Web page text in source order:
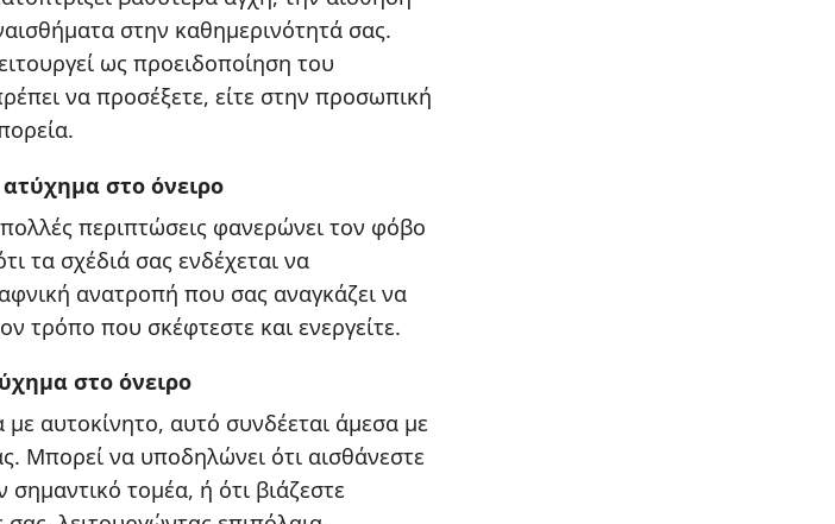
στην καθημερινότητά σας.
ως προειδοποίηση του
να προσέξετε, είτε στην προσωπική
ατύχημα στο όνειρο
περιπτώσεις φανερώνει τον φόβο
τα σχέδιά σας ενδέχεται να
ανατροπή που σας αναγκάζει να
τρόπο που σκέφτεστε και ενεργείτε.
στο όνειρο
αυτοκίνητο, αυτό συνδέεται άμεσα με
Μπορεί να υποδηλώνει ότι αισθάνεστε
τομέα, ή ότι βιάζεστε